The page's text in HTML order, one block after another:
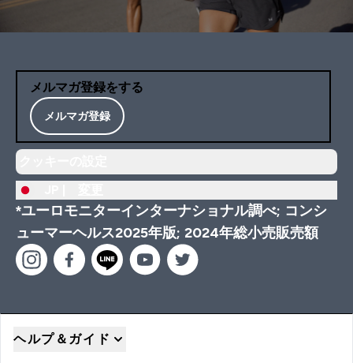
メルマガ登録をする
メルマガ登録
*ユーロモニターインターナショナル調べ; コンシ
ューマーヘルス2025年版; 2024年総小売販売額
ヘルプ＆ガイド